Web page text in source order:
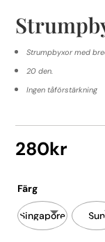
Strumpbyxor med
20 den.
Ingen tåförstärkning
280kr
Färg
Singapore Sun